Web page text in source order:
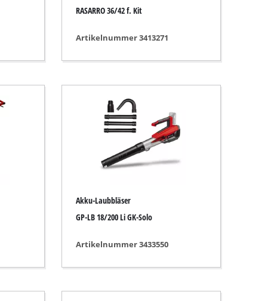
RASARRO 36/42 f. Kit
Artikelnummer 3413271
Akku-Laubbläser
GP-LB 18/200 Li GK-Solo
Artikelnummer 3433550